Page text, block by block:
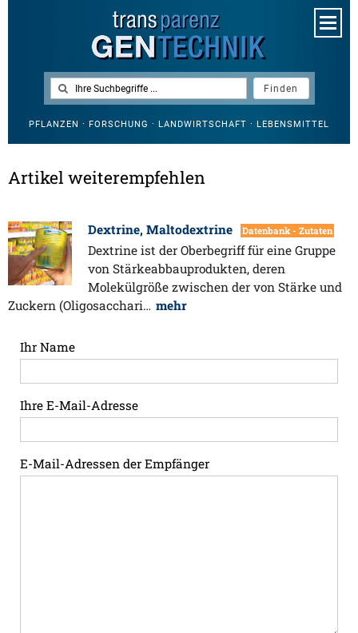
PFLANZEN · FORSCHUNG · LANDWIRTSCHAFT · LEBENSMITTEL
Artikel weiterempfehlen
Dextrine, Maltodextrine Datenbank - Zutaten
Dextrine ist der Oberbegriff für eine Gruppe
von Stärkeabbauprodukten, deren
Molekülgröße zwischen der von Stärke und
Zuckern (Oligosacchari… mehr
Ihr Name
Ihre E-Mail-Adresse
E-Mail-Adressen der Empfänger